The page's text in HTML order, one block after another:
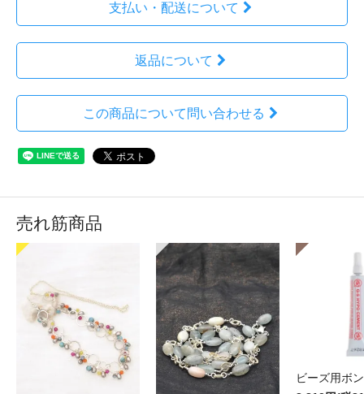
支払い・配送について
返品について
この商品について問い合わせる
売れ筋商品
ビーズ用ボ